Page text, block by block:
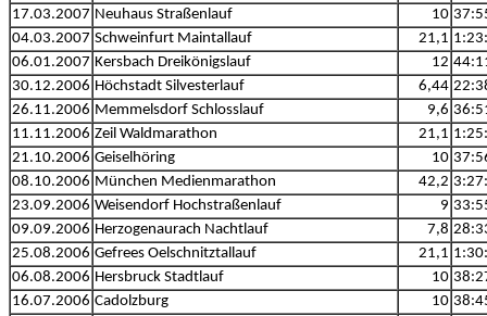
17.03.2007 Neuhaus Straßenlauf 10
04.03.2007 Schweinfurt Maintallauf 21,1
06.01.2007 Kersbach Dreikönigslauf 12
30.12.2006 Höchstadt Silvesterlauf 6,44
26.11.2006 Memmelsdorf Schlosslauf 9,6
11.11.2006 Zeil Waldmarathon 21,1
21.10.2006 Geiselhöring 10
08.10.2006 München Medienmarathon 42,2
23.09.2006 Weisendorf Hochstraßenlauf 9
09.09.2006 Herzogenaurach Nachtlauf 7,8
25.08.2006 Gefrees Oelschnitztallauf 21,1
06.08.2006 Hersbruck Stadtlauf 10
16.07.2006 Cadolzburg 10